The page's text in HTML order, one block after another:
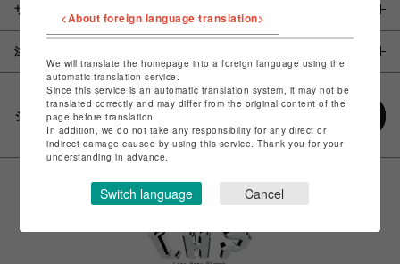
サイズ
注意事項
シェアする
<About foreign language translation>
We will translate the homepage into a foreign language using the
automatic translation service.
Since this service is an automatic translation system, it may not be
translated correctly and may differ from the original content of the
page before translation.
In addition, we do not take any responsibility for any direct or
indirect damage caused by using this service. Thank you for your
understanding in advance.
Switch language Cancel